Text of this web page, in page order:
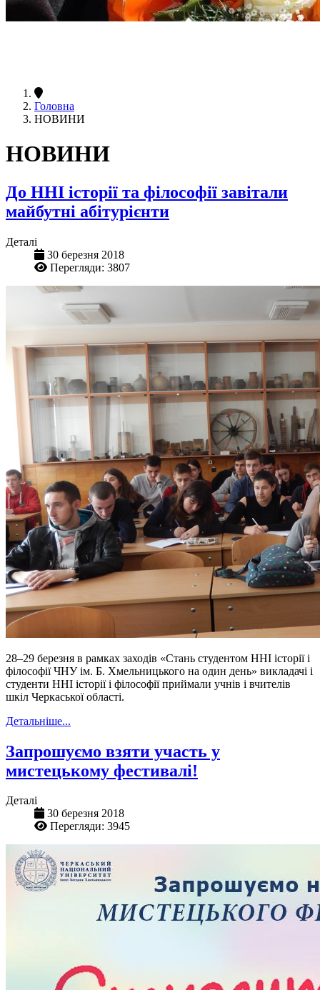
Головна
НОВИНИ
НОВИНИ
До ННІ історії та філософії завітали
майбутні абітурієнти
Деталі
30 березня 2018
Перегляди: 3807
28–29 березня в рамках заходів «Стань студентом ННІ історії і
філософії ЧНУ ім. Б. Хмельницького на один день» викладачі і
студенти ННІ історії і філософії приймали учнів і вчителів
шкіл Черкаської області.
Детальніше...
Запрошуємо взяти участь у
мистецькому фестивалі!
Деталі
30 березня 2018
Перегляди: 3945